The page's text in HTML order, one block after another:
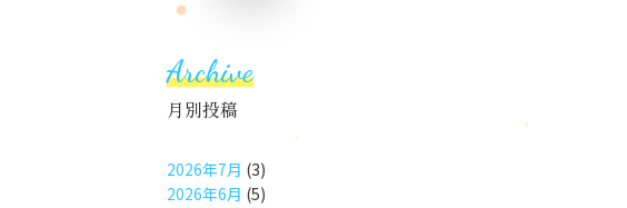
Archive
月別投稿
2026年7月 (3)
2026年6月 (5)